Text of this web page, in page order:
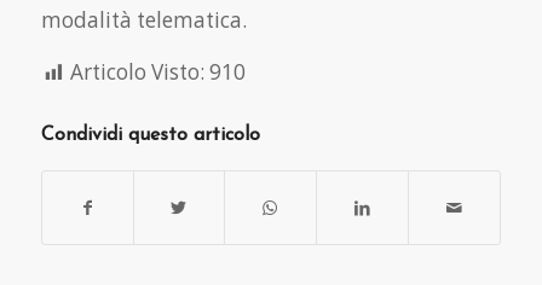
modalità telematica.
Articolo Visto: 910
Condividi questo articolo